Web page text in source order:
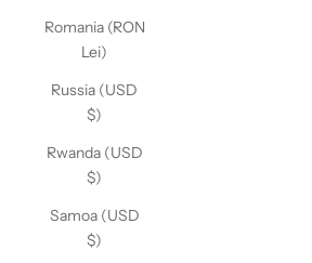
Romania (RON
Lei)
Russia (USD
$)
Rwanda (USD
$)
Samoa (USD
$)